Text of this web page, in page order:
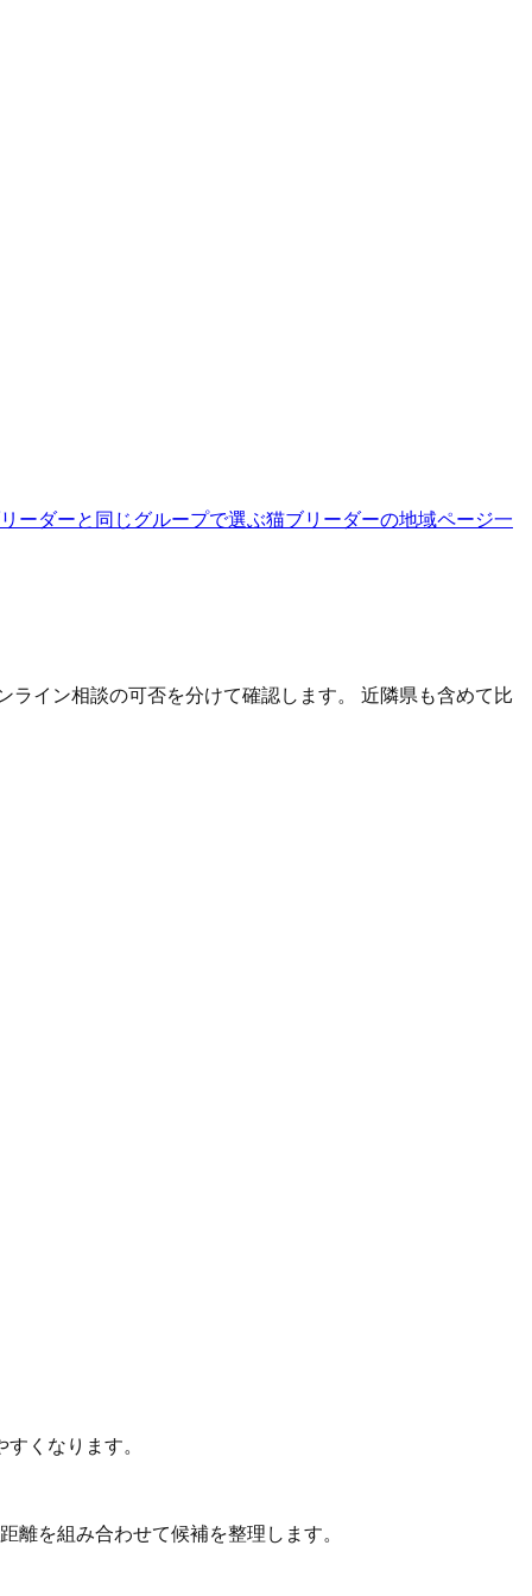
ーダーと同じグループで選ぶ猫ブリーダーの地域ページ一
イン相談の可否を分けて確認します。 近隣県も含めて比
くなります。
離を組み合わせて候補を整理します。